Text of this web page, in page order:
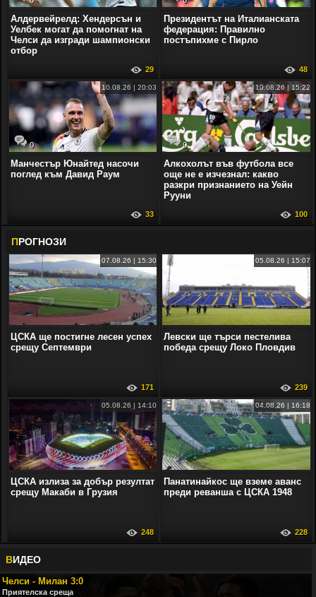
Алдервейрелд: Хендерсън и
Уелбек могат да помогнат на
Челси да изгради шампионски
отбор
29
Президентът на Италианската
федерация: Правилно
постъпихме с Пирло
48
0
10.08.26 | 20:03
Манчестър Юнайтед насочи
поглед към Давид Раум
33
0
10.08.26 | 15:22
Алкохолът във футбола все
още не е изчезнал: какво
разкри признанието на Уейн
Рууни
100
ПРОГНОЗИ
07.08.26 | 15:30
ЦСКА ще постигне лесен успех
срещу Септември
171
05.08.26 | 15:07
Левски ще търси пестелива
победа срещу Локо Пловдив
239
05.08.26 | 14:10
ЦСКА излиза за добър резултат
срещу Макаби в Грузия
248
04.08.26 | 16:18
Панатинайкос ще вземе аванс
преди реванша с ЦСКА 1948
228
ВИДЕО
Челси - Милан 3:0
Приятелска среща